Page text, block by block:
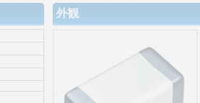
外観